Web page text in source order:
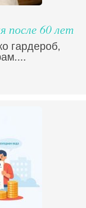
после 60 лет
гардероб,